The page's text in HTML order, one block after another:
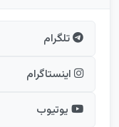
تلگرام
اینستاگرام
یوتیوب